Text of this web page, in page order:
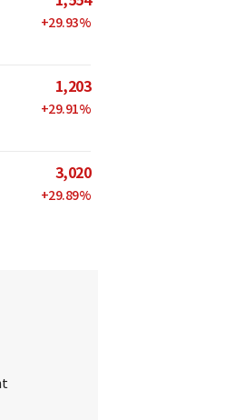
+29.93%
1,203
+29.91%
3,020
+29.89%